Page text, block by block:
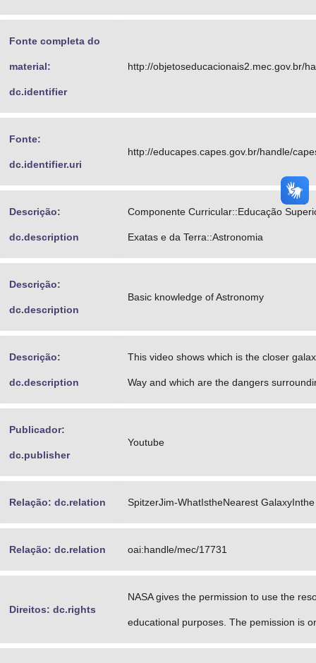
Fonte completa do
material:
dc.identifier
http://objetoseducacionais2.mec.gov.br/
Fonte:
dc.identifier.uri
http://educapes.capes.gov.br/handle/
Descrição:
dc.description
Componente Curricular::Educação
Exatas e da Terra::Astronomia
Descrição:
dc.description
Basic knowledge of Astronomy
Descrição:
dc.description
This video shows which is the closer
Way and which are the dangers
Publicador:
dc.publisher
Youtube
Relação: dc.relation SpitzerJim-WhatIstheNearest
Relação: dc.relation oai:handle/mec/17731
Direitos: dc.rights
NASA gives the permission to use the
educational purposes. The pemission is